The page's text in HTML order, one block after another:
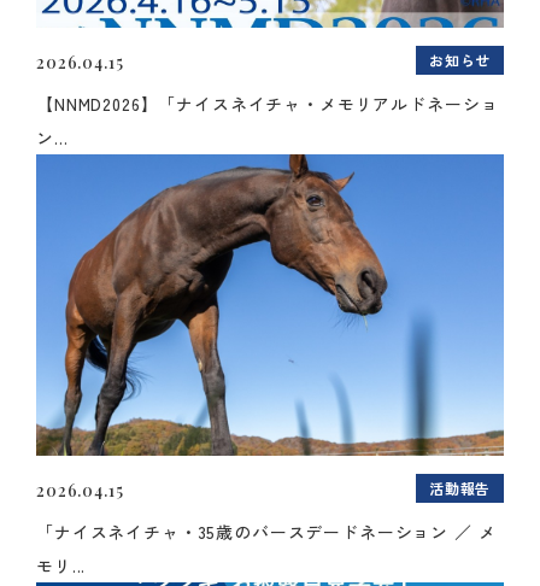
2026.04.15 お知らせ
【NNMD2026】「ナイスネイチャ・メモリアルドネーショ
ン...
2026.04.15 活動報告
「ナイスネイチャ・35歳のバースデードネーション ／ メ
モリ...